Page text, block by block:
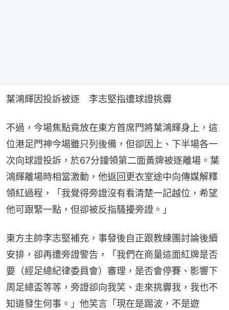
葉鴻輝因投訴被逐　李志堅指遭球證挑釁
不過，今場焦點竟放在東方首席門將葉鴻輝身上，這
位港足門神今場雖只列後備，但卻因上、下半場各一
次向球證投訴，於67分鐘領第二面黃牌被逐離場。葉
鴻輝離場時相當激動，他返回更衣室途中向傳媒解釋
領紅過程，「我覺得旁證沒有看清楚一記越位，希望
他可跟緊一點，但卻被反指騷擾旁證。」
東方主帥李志堅補充，事發後自正跟教練團討論後續
安排，卻再遭旁證警告，「我們在商量這面紅牌是否
要（經足總紀律委員會）審理，是否會停賽、影響下
周足總盃等等，旁證卻向我笑、走來挑釁我，我也不
知道發生何事。」他笑言「現在是踢波，不是遊